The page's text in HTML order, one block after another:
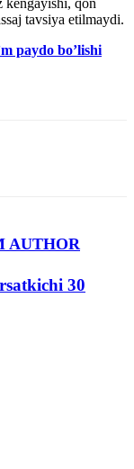
kengayishi, qon
tavsiya etilmaydi.
paydo boʼlishi
AUTHOR
30